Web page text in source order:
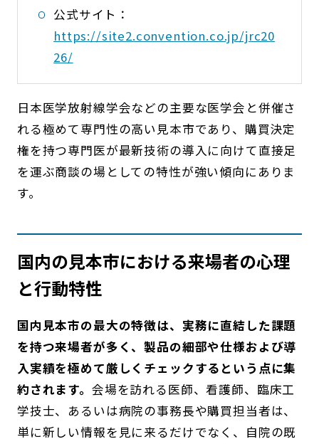
公式サイト：
https://site2.convention.co.jp/jrc20
26/
日本医学放射線学会などの主要な医学会と併催さ
れる極めて専門性の高い見本市であり、購買決定
権を持つ専門医が最新技術の導入に向けて直接足
を運ぶ商談の場としての特性が強い傾向にありま
す。
国内の見本市における来場者の心理
と行動特性
国内見本市の最大の特徴は、実務に直結した課題
を持つ来場者が多く、製品の細部や仕様および導
入実績を極めて厳しくチェックするという点に集
約されます。 会場を訪れる医師、看護師、臨床工
学技士、あるいは病院の事務長や購買担当者は、
単に新しい情報を見に来るだけでなく、自院の既